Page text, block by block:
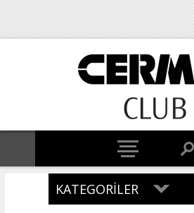
KATEGORILER